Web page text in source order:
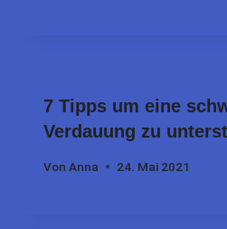
7 Tipps um eine
Verdauung zu
Von Anna 24. Mai 2021